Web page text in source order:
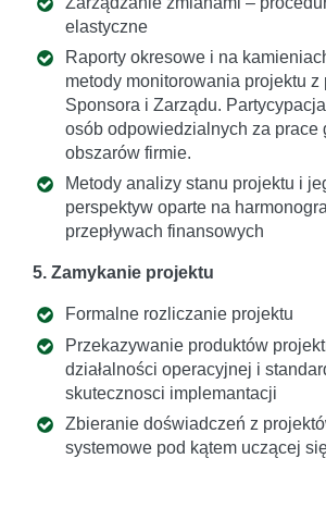
elastyczne
Raporty okresowe i na
metody monitorowania projektu z
Sponsora i Zarządu.
osób odpowiedzialnych za prace
obszarów firmie.
Metody analizy stanu projektu i
perspektyw oparte na
przepływach finansowych
5. Zamykanie projektu
Formalne rozliczanie projektu
Przekazywanie produktów
działalności operacyjnej i
skutecznosci implemantacji
Zbieranie doświadczeń z
systemowe pod kątem uczącej